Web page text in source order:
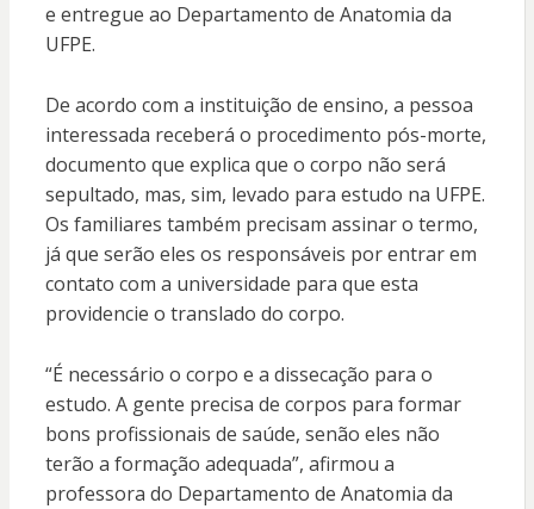
e entregue ao Departamento de Anatomia da
UFPE.
De acordo com a instituição de ensino, a pessoa
interessada receberá o procedimento pós-morte,
documento que explica que o corpo não será
sepultado, mas, sim, levado para estudo na UFPE.
Os familiares também precisam assinar o termo,
já que serão eles os responsáveis por entrar em
contato com a universidade para que esta
providencie o translado do corpo.
“É necessário o corpo e a dissecação para o
estudo. A gente precisa de corpos para formar
bons profissionais de saúde, senão eles não
terão a formação adequada”, afirmou a
professora do Departamento de Anatomia da